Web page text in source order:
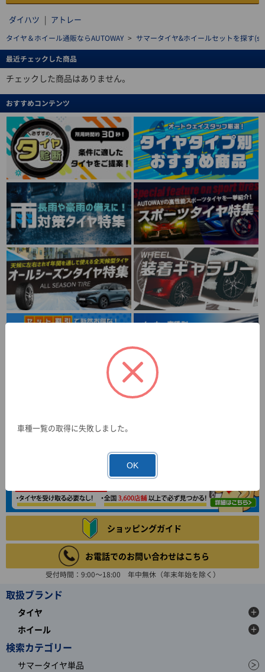
ダイハツ | アトレー
タイヤ＆ホイール通販ならAUTOWAY > サマータイヤ&ホイールセットを探す
最近チェックした商品
チェックした商品はありません。
おすすめコンテンツ
ショッピングガイド
お電話でのお問い合わせはこちら
受付時間：9:00～18:00 年中無休（年末年始を除く）
取扱ブランド
タイヤ
ホイール
検索カテゴリー
サマータイヤ単品
車種一覧の取得に失敗しました。
OK